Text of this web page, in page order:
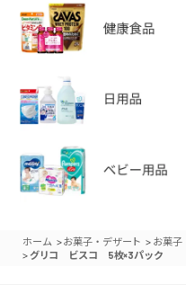
ホーム >お菓子・デザート > お菓子
>グリコ ビスコ 5枚×3パック